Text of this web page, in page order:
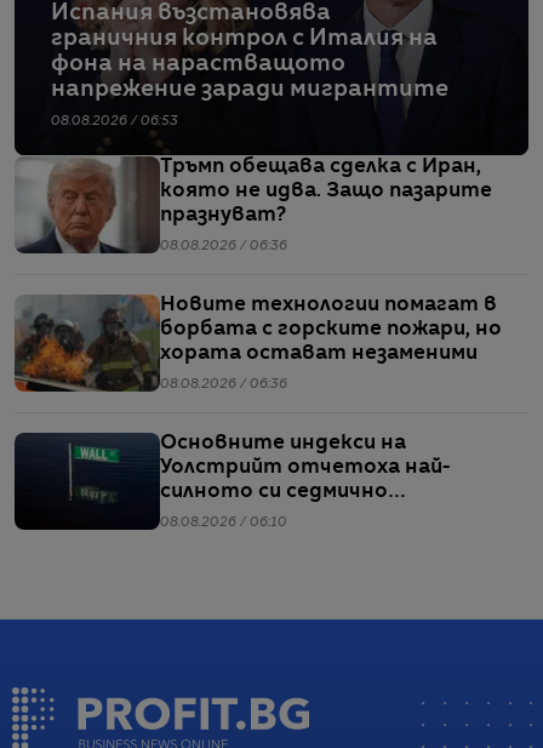
Испания възстановява
граничния контрол с Италия на
фона на нарастващото
напрежение заради мигрантите
08.08.2026 / 06:53
Тръмп обещава сделка с Иран,
която не идва. Защо пазарите
празнуват?
08.08.2026 / 06:36
Новите технологии помагат в
борбата с горските пожари, но
хората остават незаменими
08.08.2026 / 06:36
Основните индекси на
Уолстрийт отчетоха най-
силното си седмично
представяне от април насам
08.08.2026 / 06:10